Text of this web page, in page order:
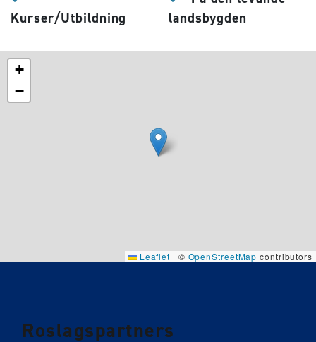
Kurser/Utbildning
landsbygden
+
−
Leaflet | © OpenStreetMap contributors
Roslagspartners